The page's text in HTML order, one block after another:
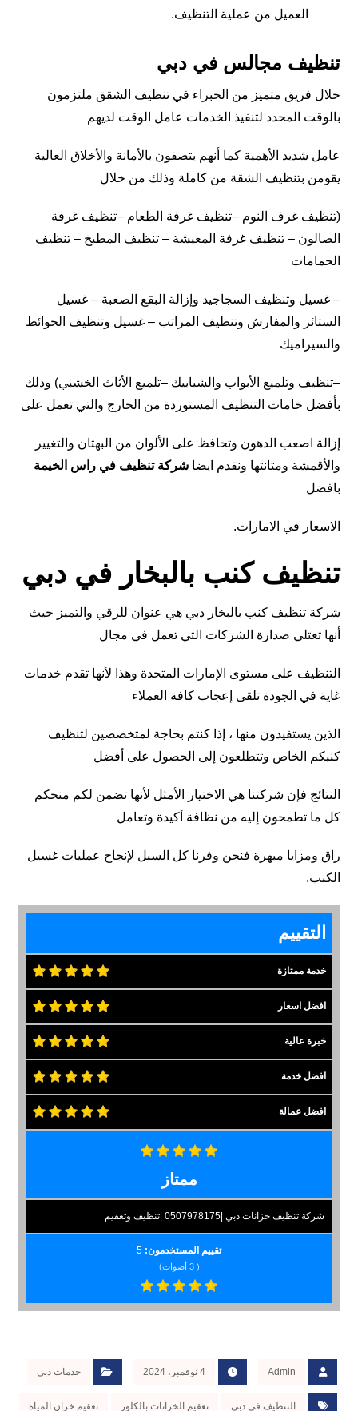
العميل من عملية التنظيف.
تنظيف مجالس في دبي
خلال فريق متميز من الخبراء في تنظيف الشقق ملتزمون
بالوقت المحدد لتنفيذ الخدمات عامل الوقت لديهم
عامل شديد الأهمية كما أنهم يتصفون بالأمانة والأخلاق العالية
يقومن بتنظيف الشقة من كاملة وذلك من خلال
(تنظيف غرف النوم –تنظيف غرفة الطعام –تنظيف غرفة
الصالون – تنظيف غرفة المعيشة – تنظيف المطبخ – تنظيف
الحمامات
– غسيل وتنظيف السجاجيد وإزالة البقع الصعبة – غسيل
الستائر والمفارش وتنظيف المراتب – غسيل وتنظيف الحوائط
والسيراميك
–تنظيف وتلميع الأبواب والشبابيك –تلميع الأثاث الخشبي) وذلك
بأفضل خامات التنظيف المستوردة من الخارج والتي تعمل على
إزالة اصعب الدهون وتحافظ على الألوان من البهتان والتغيير
والأقمشة ومتانتها ونقدم ايضاشركة تنظيف في راس الخيمة
بافضل
الاسعار في الامارات.
تنظيف كنب بالبخار في دبي
شركة تنظيف كنب بالبخار دبي هي عنوان للرقي والتميز حيث
أنها تعتلي صدارة الشركات التي تعمل في مجال
التنظيف على مستوى الإمارات المتحدة وهذا لأنها تقدم خدمات
غاية في الجودة تلقى إعجاب كافة العملاء
الذين يستفيدون منها ، إذا كنتم بحاجة لمتخصصين لتنظيف
كنبكم الخاص وتتطلعون إلى الحصول على أفضل
النتائج فإن شركتنا هي الاختيار الأمثل لأنها تضمن لكم منحكم
كل ما تطمحون إليه من نظافة أكيدة وتعامل
راق ومزايا مبهرة فنحن وفرنا كل السبل لإنجاح عمليات غسيل
الكنب.
التقييم
خدمة ممتازة
افضل اسعار
خبرة عالية
افضل خدمة
افضل عمالة
ممتاز
شركة تنظيف خزانات دبي |0507978175 |تنظيف وتعقيم
تقييم المستخدمون: 5
(
3 أصوات)
Admin 4 نوفمبر، 2024 خدمات دبي
التنظيف في دبي تعقيم الخزانات بالكلور تعقيم خزان المياه